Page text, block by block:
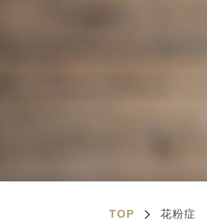
TOP 花粉症